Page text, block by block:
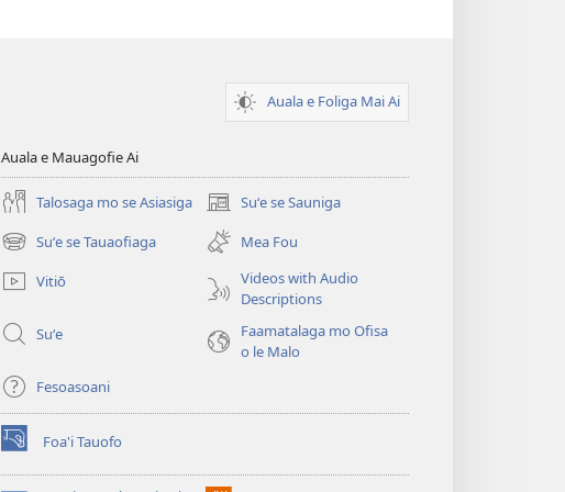
Auala e Foliga Mai Ai
Auala e Mauagofie Ai
Talosaga mo se Asiasiga Suʻe se Sauniga
(tatala
se
isi
polokalame)
Suʻe se Tauaofiaga
(tatala
se
isi
Mea Fou
Vitiō
Videos with Audio
Descriptions
Suʻe
Faamatalaga mo Ofisa
o le Malo
Fesoasoani
Foa'i Tauofo
(tatala
se